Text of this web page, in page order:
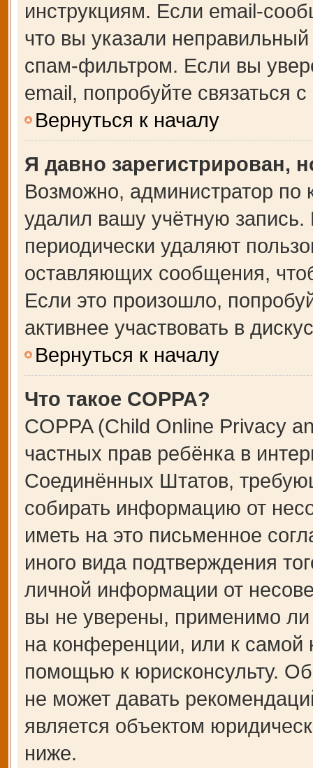
инструкциям. Если email-
что вы указали
спам-фильтром. Если вы
email, попробуйте связаться
Вернуться к началу
Я давно зарегистрирован,
Возможно, администратор по
удалил вашу учётную
периодически удаляют
оставляющих сообщения,
Если это произошло,
активнее участвовать в
Вернуться к началу
Что такое COPPA?
COPPA (Child Online Privacy
частных прав ребёнка в
Соединённых Штатов,
собирать информацию от
иметь на это письменное
иного вида подтверждения
личной информации от
вы не уверены, применимо ли
на конференции, или к самой
помощью к юрисконсульту.
не может давать
является объектом
ниже.